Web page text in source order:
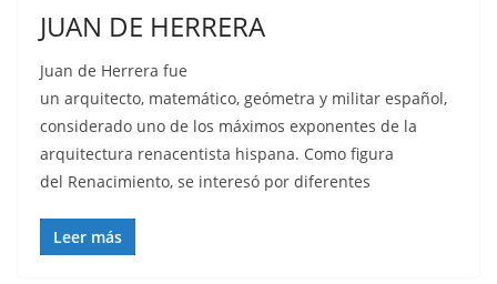
JUAN DE HERRERA
Juan de Herrera fue
un arquitecto, matemático, geómetra y militar español,
considerado uno de los máximos exponentes de la
arquitectura renacentista hispana. Como figura
del Renacimiento, se interesó por diferentes
Leer más